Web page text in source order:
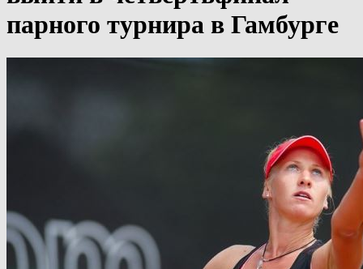
парного турнира в Гамбурге